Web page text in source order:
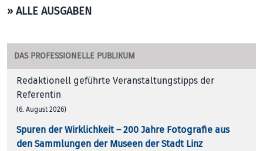
» ALLE AUSGABEN
DAS PROFESSIONELLE PUBLIKUM
Redaktionell geführte Veranstaltungstipps der
Referentin
(6. August 2026)
Spuren der Wirklichkeit – 200 Jah­re Foto­gra­fie aus
den Samm­lun­gen der Muse­en der Stadt Linz